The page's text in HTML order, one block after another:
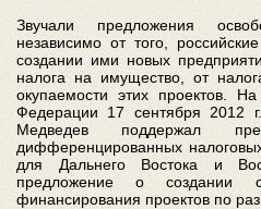
Звучали предложения
независимо от того,
создании ими новых
налога на имущество, от
окупаемости этих проектов.
Федерации 17 сентября 2012
Медведев поддержал
дифференцированных
для Дальнего Востока и
предложение о создании
финансирования проектов по